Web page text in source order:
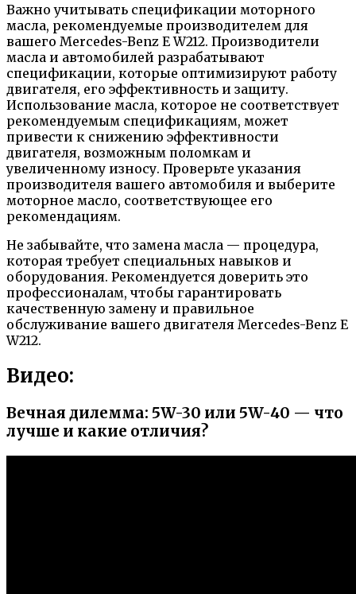
Важно учитывать спецификации моторного
масла, рекомендуемые производителем для
вашего Mercedes-Benz E W212. Производители
масла и автомобилей разрабатывают
спецификации, которые оптимизируют работу
двигателя, его эффективность и защиту.
Использование масла, которое не соответствует
рекомендуемым спецификациям, может
привести к снижению эффективности
двигателя, возможным поломкам и
увеличенному износу. Проверьте указания
производителя вашего автомобиля и выберите
моторное масло, соответствующее его
рекомендациям.
Не забывайте, что замена масла — процедура,
которая требует специальных навыков и
оборудования. Рекомендуется доверить это
профессионалам, чтобы гарантировать
качественную замену и правильное
обслуживание вашего двигателя Mercedes-Benz E
W212.
Видео:
Вечная дилемма: 5W-30 или 5W-40 — что
лучше и какие отличия?